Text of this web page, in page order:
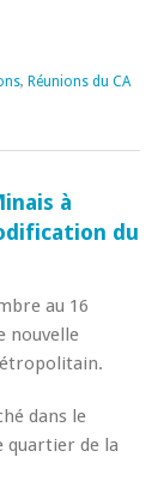
, Réunions du CA
à
du
au 16
nouvelle
dans le
quartier de la